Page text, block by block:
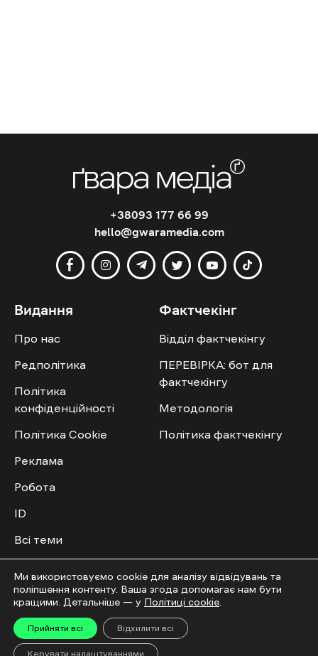
+38093 177 66 99
hello@gwaramedia.com
Видання
Про нас
Редполітика
Політика
конфіденційності
Політика Cookie
Реклама
Робота
ID
Всі теми
Фактчекінг
Відділ фактчекінгу
ПЕРЕВІРКА: бот для
фактчекінгу
Методологія
Політика фактчекінгу
Мультимедіа
Відео
Спільнота
Приєднатись
Ми використовуємо cookie для аналізу відвідувань та
поліпшення контенту. Ваша згода допомагає нам бути
кращими. Детальніше — у Політиці cookie
Прийняти всі Відхилити всі
Керувати налаштуваннями